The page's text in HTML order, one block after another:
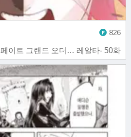
페이트 그랜드 오더… 레알타- 50화
826